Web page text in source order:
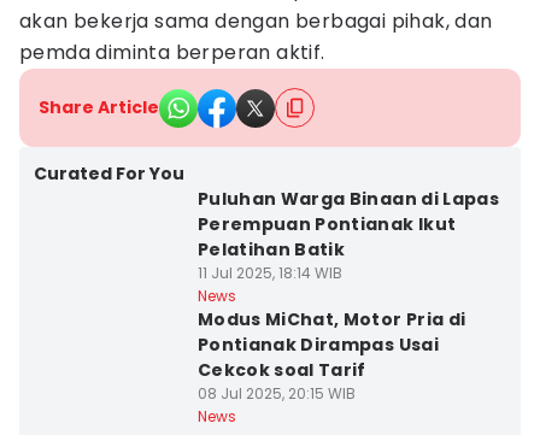
akan bekerja sama dengan berbagai pihak, dan
pemda diminta berperan aktif.
Share Article
Curated For You
Puluhan Warga Binaan di Lapas
Perempuan Pontianak Ikut
Pelatihan Batik
11 Jul 2025, 18:14 WIB
News
Modus MiChat, Motor Pria di
Pontianak Dirampas Usai
Cekcok soal Tarif
08 Jul 2025, 20:15 WIB
News